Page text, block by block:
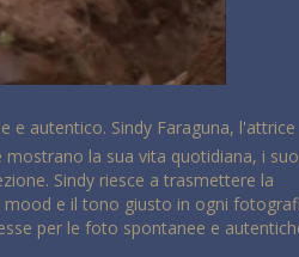
e autentico. Sindy Faraguna, l'attrice
la sua vita quotidiana, i
Sindy riesce a trasmettere la
mood e il tono giusto in ogni
per le foto spontanee e